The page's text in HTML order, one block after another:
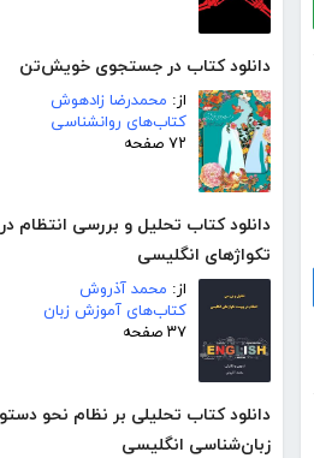
دانلود کتاب در جستجوی خویش‌تن
از: محمدرضا زادهوش
کتاب‌های روانشناسی
۷۲ صفحه
دانلود کتاب تحلیل و بررسی انتظام
تکواژهای انگلیسی
از: محمد آذروش
کتاب‌های آموزش زبان
۳۷ صفحه
دانلود کتاب تحلیلی بر نظام نحو
زبان‌شناسی انگلیسی